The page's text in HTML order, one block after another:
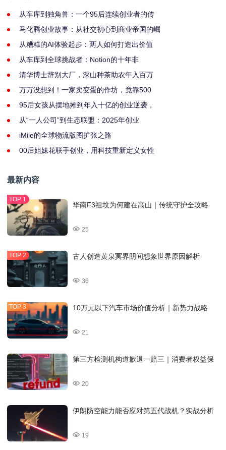
从车库到独角兽：一个95后连续创业者的传
马化腾创业故事：从社交初心到商业帝国的崛
从糟糕的AI体验起步：两人如何打造出价值
从车库到全球挑战者：Notion的十年非
清华博士辞别大厂，深山种茶助农年入百万
万万没想到！一家卖变蛋的作坊，竟靠500
95后女孩从摆地摊到年入十亿的创业逆袭，
从“一人公司”到生态联盟：2025年创业
iMile的全球物流版图扩张之路
00后姐妹花联手创业，用科技重新定义女性
最新内容
华南F3祖坟为何建在高山｜传统守护全攻略
25
古人创造黄泉冥界阴间想象世界原因解析
36
10万元以下汽车市场价值分析｜新势力战略
21
第三方检测机构道歉退一赔三｜消费者权益保
20
伊朗防空能力能否应对第五代战机？实战分析
19